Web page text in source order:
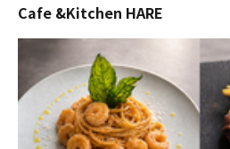
Cafe &Kitchen HARE